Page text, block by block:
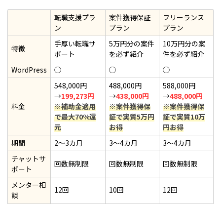
転職支援プラ
ン
案件獲得保証
プラン
フリーランス
プラン
特徴
手厚い転職サ
ポート
5万円分の案件
を必ず紹介
10万円分の案
件を必ず紹介
WordPress
◯ ◯ ◯
料金
548,000円
→199,273円
※補助金適用
で最大70%還
元
488,000円
→438,000円
※案件獲得保
証で実質5万円
お得
588,000円
→488,000円
※案件獲得保
証で実質10万
円お得
期間
2～3カ月 3～4カ月
3～4カ月
チャットサ
ポート
回数無制限 回数無制限 回数無制限
メンター相
談
12回 10回 12回